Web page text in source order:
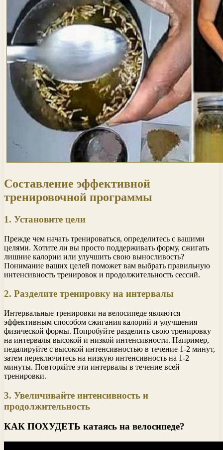
Составление эффективной
тренировочной программы
1. Установите цели
Прежде чем начать тренироваться, определитесь с вашими
целями. Хотите ли вы просто поддерживать форму, сжигать
лишние калории или улучшить свою выносливость?
Понимание ваших целей поможет вам выбрать правильную
интенсивность тренировок и продолжительность сессий.
2. Разделите тренировку на интервалы
Интервальные тренировки на велосипеде являются
эффективным способом сжигания калорий и улучшения
физической формы. Попробуйте разделить свою тренировку
на интервалы высокой и низкой интенсивности. Например,
педалируйте с высокой интенсивностью в течение 1-2 минут,
затем переключитесь на низкую интенсивность на 1-2
минуты. Повторяйте эти интервалы в течение всей
тренировки.
3. Увеличивайте интенсивность и
продолжительность
КАК ПОХУДЕТЬ катаясь на велосипеде?